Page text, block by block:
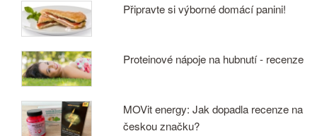
Připravte si výborné domácí panini!
Proteinové nápoje na hubnutí - recenze
MOVit energy: Jak dopadla recenze na
českou značku?